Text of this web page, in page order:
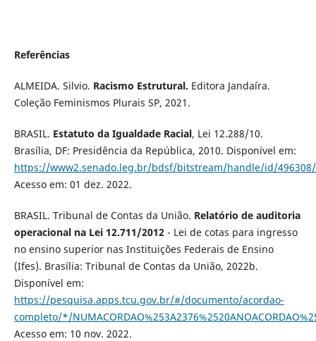
Referências
ALMEIDA. Silvio. Racismo Estrutural. Editora Jandaíra.
Coleção Feminismos Plurais SP, 2021.
BRASIL. Estatuto da Igualdade Racial, Lei 12.288/10.
Brasília, DF: Presidência da República, 2010. Disponível em:
https://www2.senado.leg.br/bdsf/bitstream/handle/id/496308/
Acesso em: 01 dez. 2022.
BRASIL. Tribunal de Contas da União. Relatório de auditoria
operacional na Lei 12.711/2012 - Lei de cotas para ingresso
no ensino superior nas Instituições Federais de Ensino
(Ifes). Brasília: Tribunal de Contas da União, 2022b.
Disponível em:
https://pesquisa.apps.tcu.gov.br/#/documento/acordao-
completo/*/
Acesso em: 10 nov. 2022.